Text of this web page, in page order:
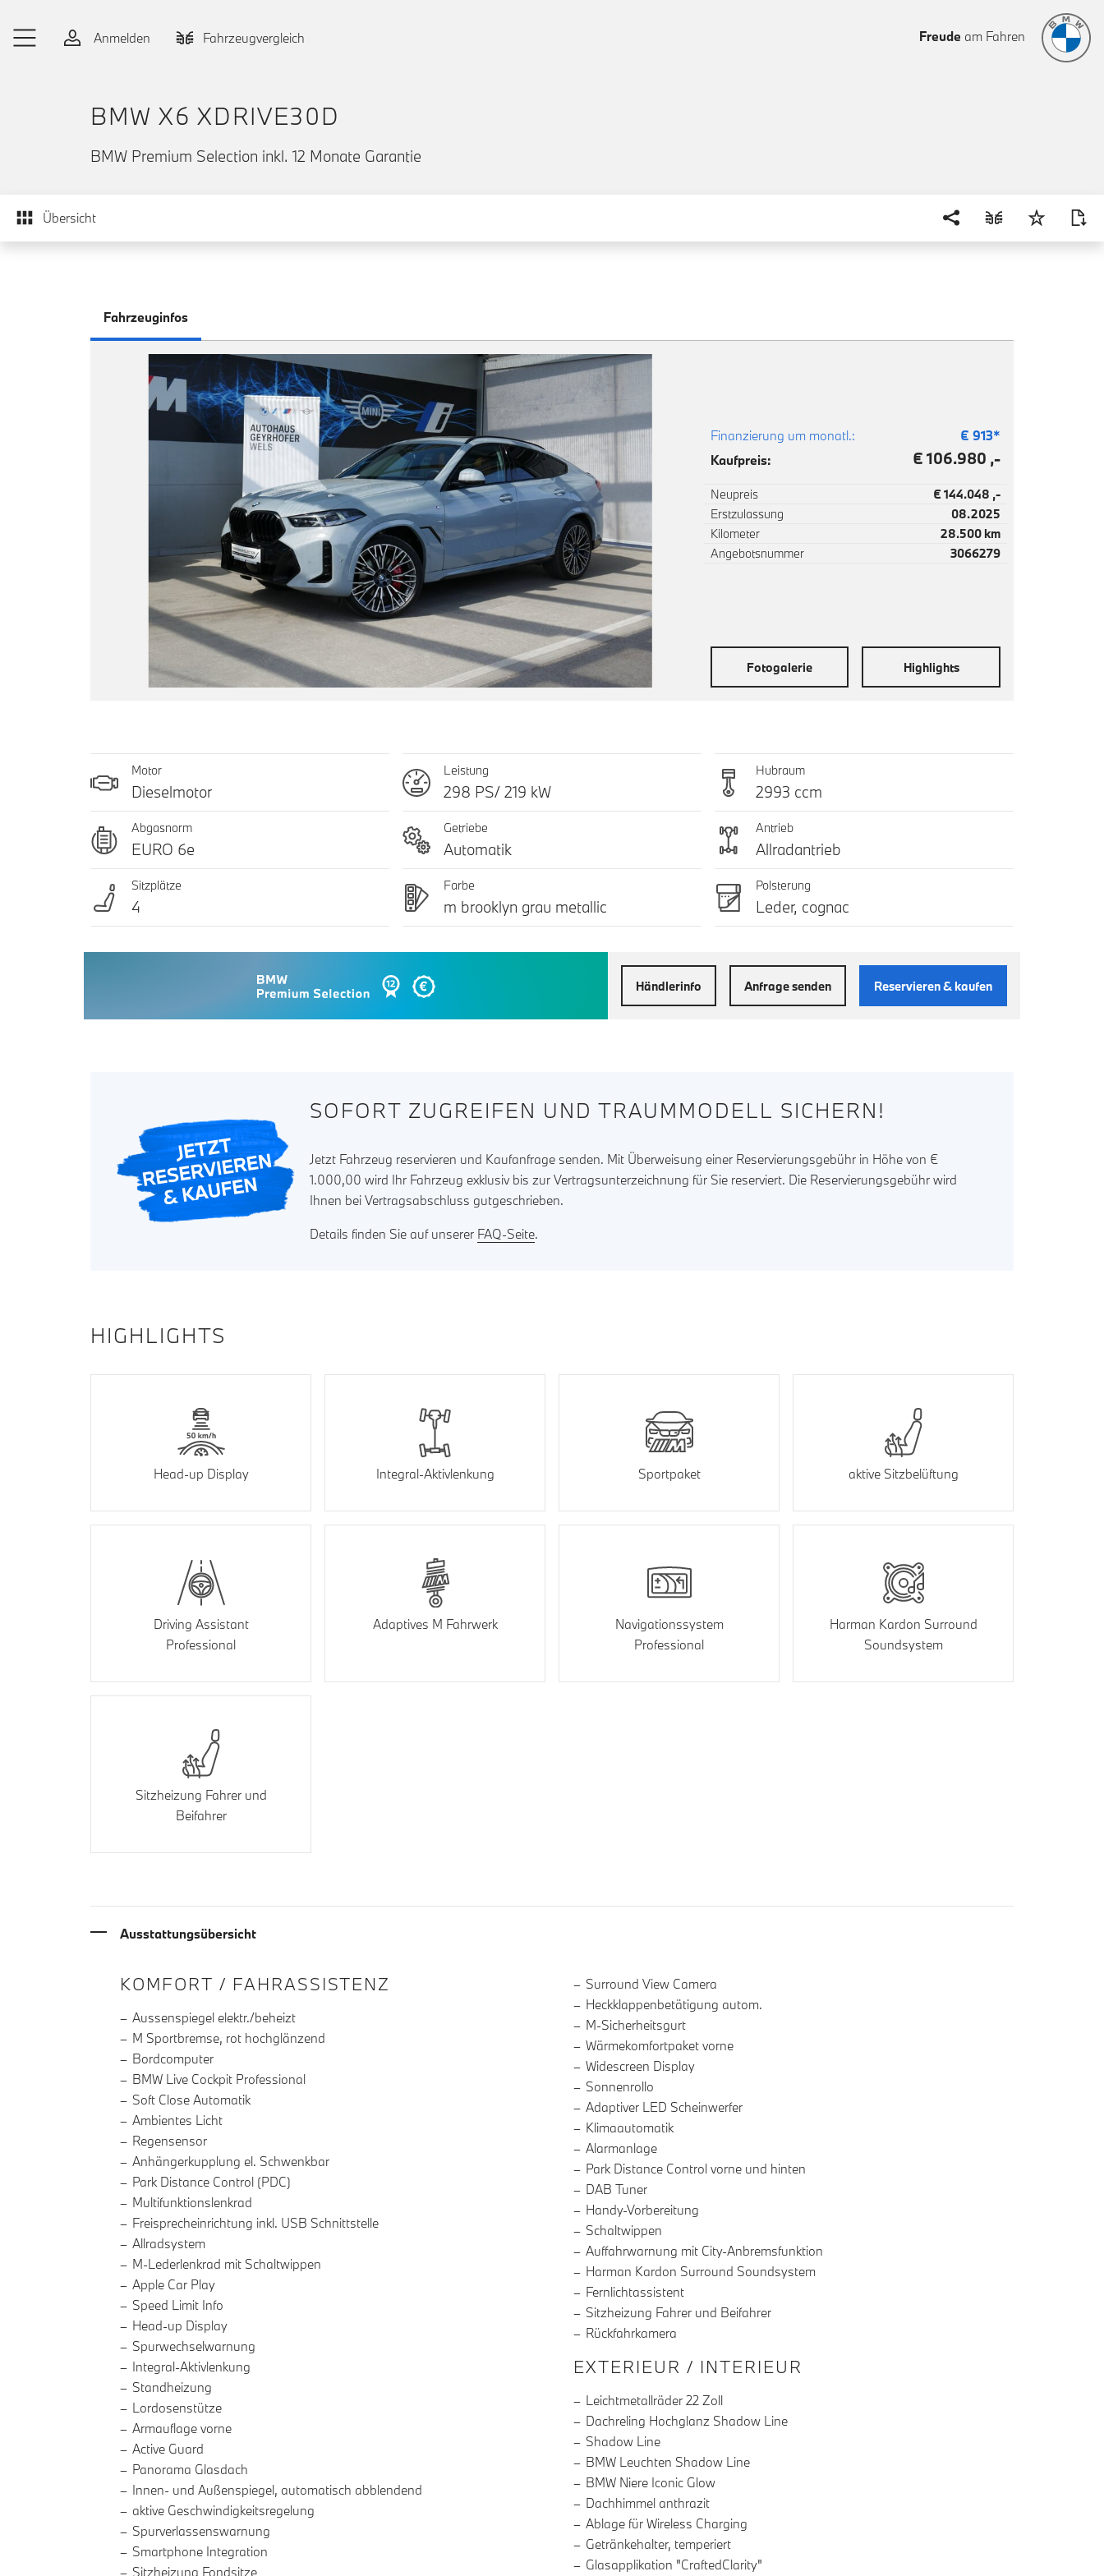
Anmelden
Fahrzeugvergleich Freude am Fahren
BMW X6 XDRIVE30D
BMW Premium Selection inkl. 12 Monate Garantie
Übersicht
Fahrzeuginfos
Finanzierung um monatl.: € 913*
Kaufpreis:
€ 106.980 ,-
Neupreis
€ 144.048 ,-
Erstzulassung
08.2025
Kilometer
28.500 km
Angebotsnummer
3066279
Fotogalerie Highlights
Motor
Dieselmotor
Leistung
298 PS/ 219 kW
Hubraum
2993 ccm
Abgasnorm
EURO 6e
Getriebe
Automatik
Antrieb
Allradantrieb
Sitzplätze
4
Farbe
m brooklyn grau metallic
Polsterung
Leder, cognac
Händlerinfo Anfrage senden Reservieren & kaufen
SOFORT ZUGREIFEN UND TRAUMMODELL SICHERN!
Jetzt Fahrzeug reservieren und Kaufanfrage senden. Mit Überweisung einer Reservierungsgebühr in Höhe von €
1.000,00 wird Ihr Fahrzeug exklusiv bis zur Vertragsunterzeichnung für Sie reserviert. Die Reservierungsgebühr wird
Ihnen bei Vertragsabschluss gutgeschrieben.
Details finden Sie auf unserer FAQ-Seite.
HIGHLIGHTS
Head-up Display Integral-Aktivlenkung Sportpaket aktive Sitzbelüftung
Driving Assistant
Professional
Adaptives M Fahrwerk
Navigationssystem
Professional
Harman Kardon Surround
Soundsystem
Sitzheizung Fahrer und
Beifahrer
Ausstattungsübersicht
INFORMATIONEN ÜBER DIE AUSSTATTUNG
KOMFORT / FAHRASSISTENZ
Aussenspiegel elektr./beheizt
M Sportbremse, rot hochglänzend
Bordcomputer
BMW Live Cockpit Professional
Soft Close Automatik
Ambientes Licht
Regensensor
Anhängerkupplung el. Schwenkbar
Park Distance Control (PDC)
Multifunktionslenkrad
Freisprecheinrichtung inkl. USB Schnittstelle
Allradsystem
M-Lederlenkrad mit Schaltwippen
Apple Car Play
Speed Limit Info
Head-up Display
Spurwechselwarnung
Integral-Aktivlenkung
Standheizung
Lordosenstütze
Armauflage vorne
Active Guard
Panorama Glasdach
Innen- und Außenspiegel, automatisch abblendend
aktive Geschwindigkeitsregelung
Spurverlassenswarnung
Smartphone Integration
Sitzheizung Fondsitze
Surround View Camera
Heckklappenbetätigung autom.
M-Sicherheitsgurt
Wärmekomfortpaket vorne
Widescreen Display
Sonnenrollo
Adaptiver LED Scheinwerfer
Klimaautomatik
Alarmanlage
Park Distance Control vorne und hinten
DAB Tuner
Handy-Vorbereitung
Schaltwippen
Auffahrwarnung mit City-Anbremsfunktion
Harman Kardon Surround Soundsystem
Fernlichtassistent
Sitzheizung Fahrer und Beifahrer
Rückfahrkamera
EXTERIEUR / INTERIEUR
Leichtmetallräder 22 Zoll
Dachreling Hochglanz Shadow Line
Shadow Line
BMW Leuchten Shadow Line
BMW Niere Iconic Glow
Dachhimmel anthrazit
Ablage für Wireless Charging
Getränkehalter, temperiert
Glasapplikation "CraftedClarity"